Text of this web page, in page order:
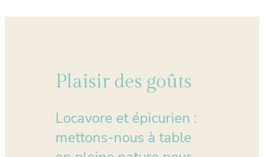
Plaisir des goûts
Locavore et épicurien :
mettons-nous à table